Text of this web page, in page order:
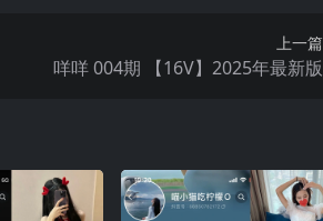
上一篇
咩咩 004期 【16V】2025年最新版